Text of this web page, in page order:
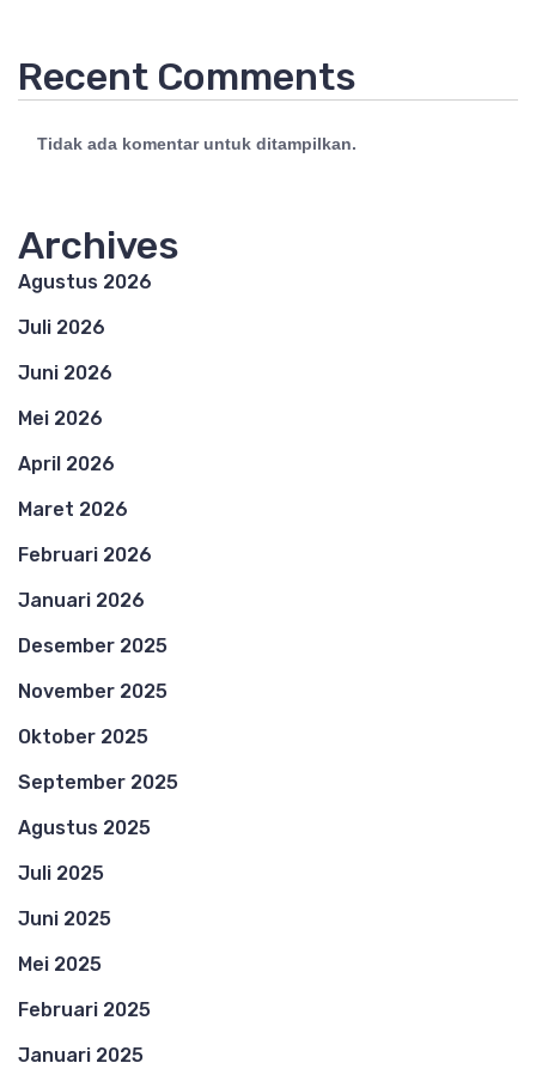
Recent Comments
Tidak ada komentar untuk ditampilkan.
Archives
Agustus 2026
Juli 2026
Juni 2026
Mei 2026
April 2026
Maret 2026
Februari 2026
Januari 2026
Desember 2025
November 2025
Oktober 2025
September 2025
Agustus 2025
Juli 2025
Juni 2025
Mei 2025
Februari 2025
Januari 2025